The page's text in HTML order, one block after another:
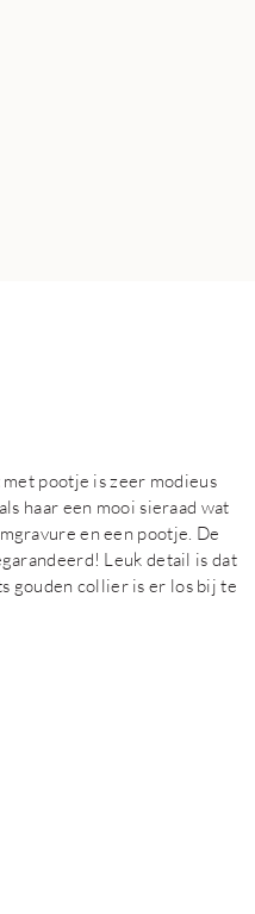
pootje is zeer modieus
haar een mooi sieraad wat
en een pootje. De
Leuk detail is dat
gouden collier is er los bij te